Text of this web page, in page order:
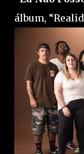
álbum,